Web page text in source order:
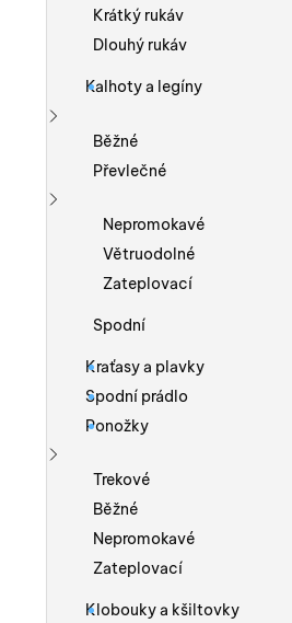
Zobrazit více
Krátký rukáv
Dlouhý rukáv
Kalhoty a legíny
Zobrazit více
Běžné
Převlečné
Zobrazit více
Nepromokavé
Větruodolné
Zateplovací
Spodní
Kraťasy a plavky
Spodní prádlo
Ponožky
Zobrazit více
Trekové
Běžné
Nepromokavé
Zateplovací
Klobouky a kšiltovky